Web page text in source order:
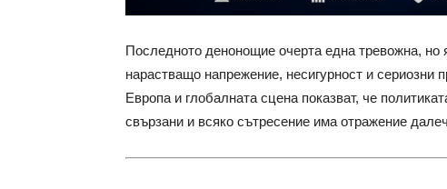
Последното денонощие очерта една тревожна, но
нарастващо напрежение, несигурност и
Европа и глобалната сцена показват, че
свързани и всяко сътресение има отражение